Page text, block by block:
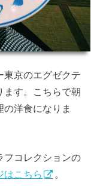
東京のエグゼクテ
ます。こちらで朝
洋食になりま
フコレクションの
はこちら 。